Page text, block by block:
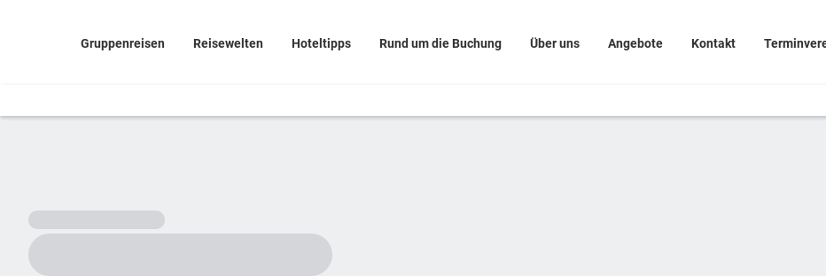
Gruppenreisen Reisewelten Hoteltipps Rund um die Buchung Über uns Angebote Kontakt